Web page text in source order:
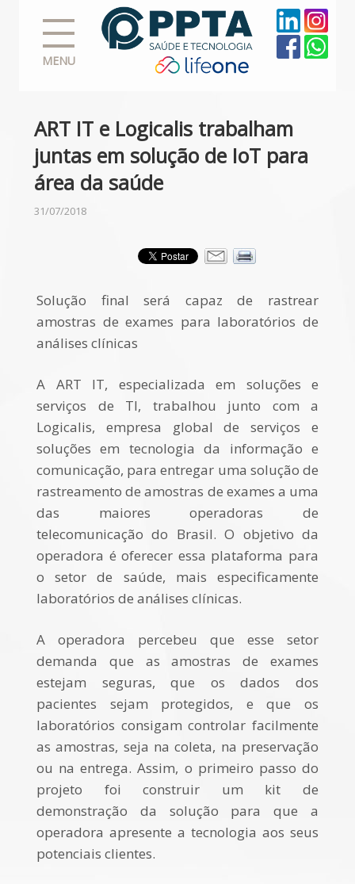
MENU
ART IT e Logicalis trabalham
juntas em solução de IoT para
área da saúde
31/07/2018
Solução final será capaz de rastrear
amostras de exames para laboratórios de
análises clínicas
A ART IT, especializada em soluções e
serviços de TI, trabalhou junto com a
Logicalis, empresa global de serviços e
soluções em tecnologia da informação e
comunicação, para entregar uma solução de
rastreamento de amostras de exames a uma
das maiores operadoras de
telecomunicação do Brasil. O objetivo da
operadora é oferecer essa plataforma para
o setor de saúde, mais especificamente
laboratórios de análises clínicas.
A operadora percebeu que esse setor
demanda que as amostras de exames
estejam seguras, que os dados dos
pacientes sejam protegidos, e que os
laboratórios consigam controlar facilmente
as amostras, seja na coleta, na preservação
ou na entrega. Assim, o primeiro passo do
projeto foi construir um kit de
demonstração da solução para que a
operadora apresente a tecnologia aos seus
potenciais clientes.